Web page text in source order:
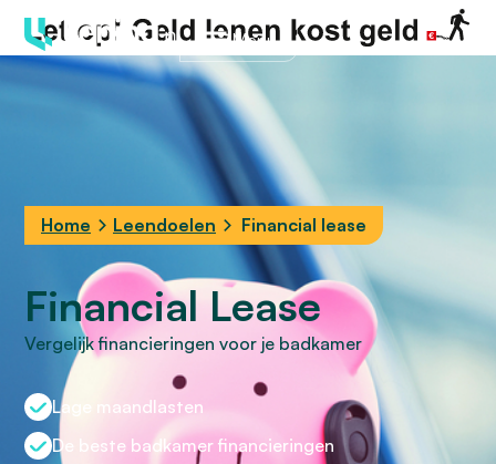
Menu
Home Leendoelen Financial lease
Financial Lease
Vergelijk financieringen voor je badkamer
Lage maandlasten
De beste badkamer financieringen